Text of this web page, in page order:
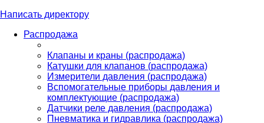
Написать директору
Распродажа
Клапаны и краны (распродажа)
Катушки для клапанов (распродажа)
Измерители давления (распродажа)
Вспомогательные приборы давления и
комплектующие (распродажа)
Датчики реле давления (распродажа)
Пневматика и гидравлика (распродажа)